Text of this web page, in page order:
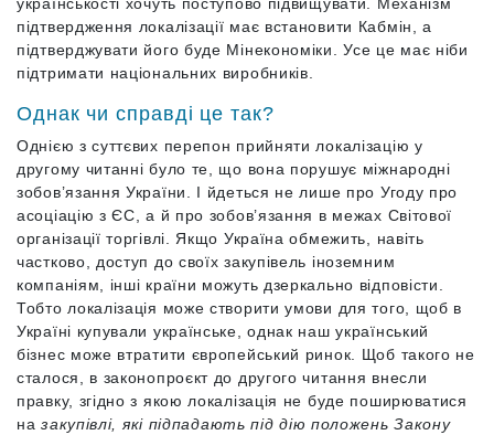
українськості хочуть поступово підвищувати. Механізм
підтвердження локалізації має встановити Кабмін, а
підтверджувати його буде Мінекономіки. Усе це має ніби
підтримати національних виробників.
Однак чи справді це так?
Однією з суттєвих перепон прийняти локалізацію у
другому читанні було те, що вона порушує міжнародні
зобов’язання України. І йдеться не лише про Угоду про
асоціацію з ЄС, а й про зобов’язання в межах Світової
організації торгівлі. Якщо Україна обмежить, навіть
частково, доступ до своїх закупівель іноземним
компаніям, інші країни можуть дзеркально відповісти.
Тобто локалізація може створити умови для того, щоб в
Україні купували українське, однак наш український
бізнес може втратити європейський ринок. Щоб такого не
сталося, в законопроєкт до другого читання внесли
правку, згідно з якою локалізація не буде поширюватися
назакупівлі, які підпадають під дію положень Закону